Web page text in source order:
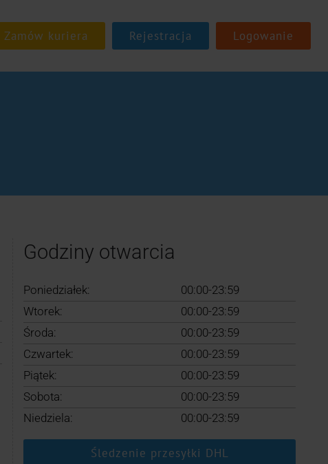
Rejestracja Logowanie
Godziny otwarcia
Poniedziałek:
00:00-23:59
Wtorek:
00:00-23:59
Środa:
00:00-23:59
Czwartek:
00:00-23:59
Piątek:
00:00-23:59
Sobota:
00:00-23:59
Niedziela:
00:00-23:59
Śledzenie przesyłki DHL